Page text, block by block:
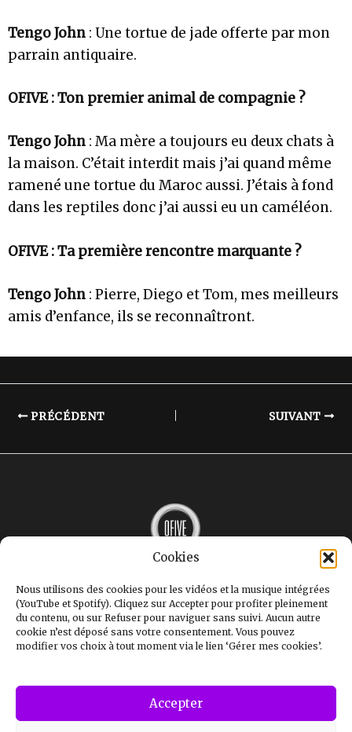
Cookies
Nous utilisons des cookies pour les vidéos et la musique intégrées
(YouTube et Spotify). Cliquez sur Accepter pour profiter pleinement
du contenu, ou sur Refuser pour naviguer sans suivi. Aucun autre
cookie n’est déposé sans votre consentement. Vous pouvez
modifier vos choix à tout moment via le lien ‘Gérer mes cookies’.
Accepter
Tengo John : Une tortue de jade offerte par mon
parrain antiquaire.
OFIVE : Ton premier animal de compagnie ?
Tengo John : Ma mère a toujours eu deux chats à
la maison. C’était interdit mais j’ai quand même
ramené une tortue du Maroc aussi. J’étais à fond
dans les reptiles donc j’ai aussi eu un caméléon.
OFIVE : Ta première rencontre marquante ?
Tengo John : Pierre, Diego et Tom, mes meilleurs
amis d’enfance, ils se reconnaîtront.
PRÉCÉDENT SUIVANT
INTERVIEWS
GALERIE
STUDIOS
OFIVE+
CONTACT
Politique de cookies (UE)